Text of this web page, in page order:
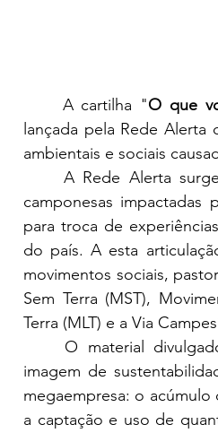
	A cartilha "
O que
lançada pela Rede Alerta
ambientais e sociais
A Rede Alerta
camponesas
para troca de
do país. A esta
movimentos sociais,
Sem Terra (MST),
Terra (MLT) e a Via
imagem de
megaempresa: o